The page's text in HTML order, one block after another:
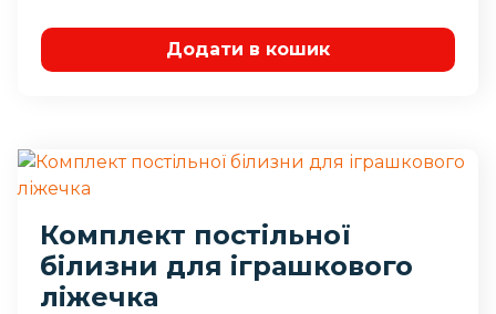
Додати в кошик
Комплект постільної
білизни для іграшкового
ліжечка